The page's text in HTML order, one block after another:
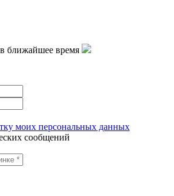
ближайшее время
моих персональных данных
сообщений